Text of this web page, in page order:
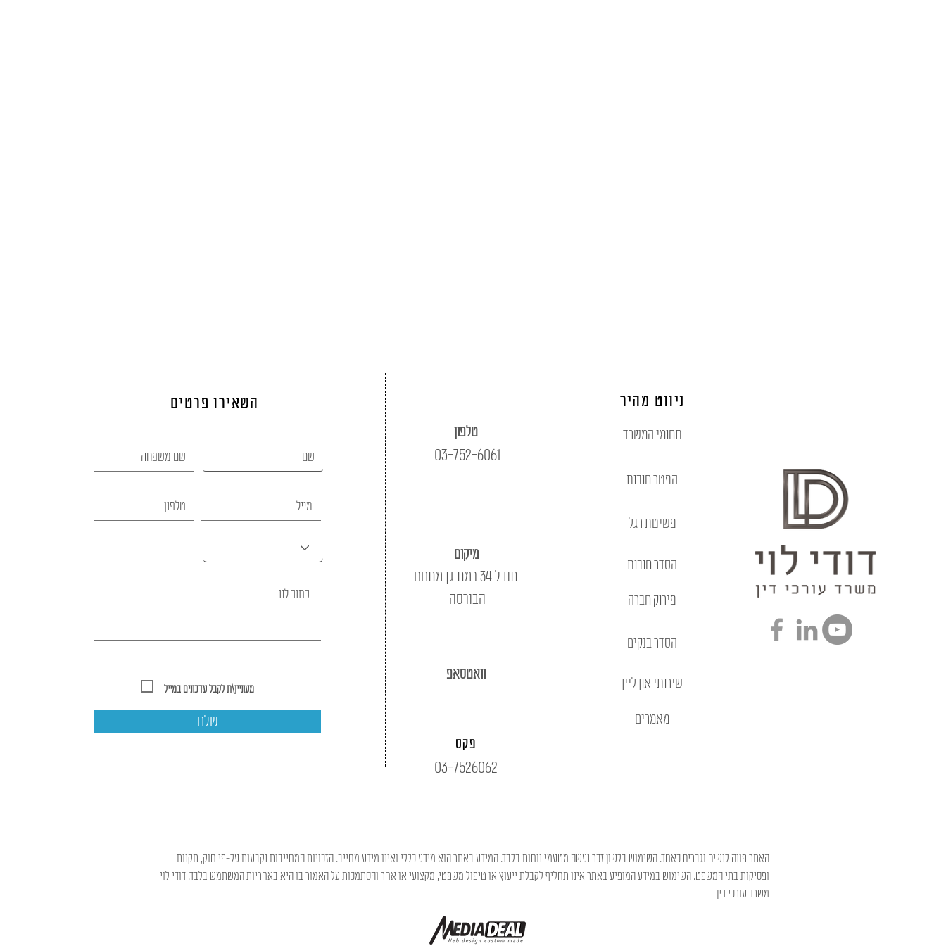
השאירו פרטים
שלח
טלפון
03-752-6061
מיקום
תובל 34 רמת גן מתחם
הבורסה
וואטסאפ
פקס
03-7526062
ניווט מהיר
תחומי המשרד
הפטר חובות
פשיטת רגל
הסדר חובות
פירוק חברה
הסדר בנקים
שירותי און ליין
מאמרים
האתר פונה לנשים וגברים כאחד. השימוש בלשון זכר נעשה מטעמי נוחות בלבד. המידע באתר הוא מידע כללי ואינו מידע מחייב. הזכויות המחייבות נקבעות על-פי חוק, תקנות
ופסיקות בתי המשפט. השימוש במידע המופיע באתר אינו תחליף לקבלת ייעוץ או טיפול משפטי, מקצועי או אחר והסתמכות על האמור בו היא באחריות המשתמש בלבד. דודי לוי
משרד עורכי דין